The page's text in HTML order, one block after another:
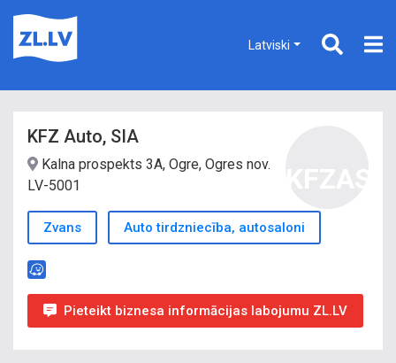
Latviski
KFZ Auto, SIA
Kalna prospekts 3A, Ogre, Ogres nov.
LV-5001
Zvans Auto tirdzniecība, autosaloni
Pieteikt biznesa informācijas labojumu ZL.LV